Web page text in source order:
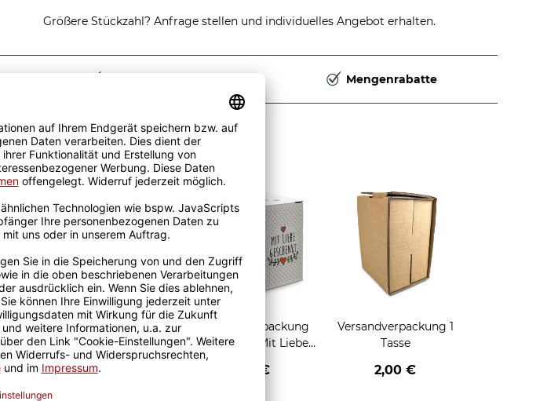
Größere Stückzahl? Anfrage stellen und individuelles Angebot erhalten.
Mengenrabatte
Passende Verpackungen
Geschenkverpackung 1
Tasse mit Fenster
2,50 €
Geschenkverpackung
für Tassen - Mit Liebe
2,95 €
Versandverpackung 1
Tasse
2,00 €